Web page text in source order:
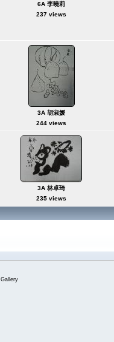
6A 李曉莉
237 views
3A 胡淑媛
244 views
3A 林卓琦
235 views